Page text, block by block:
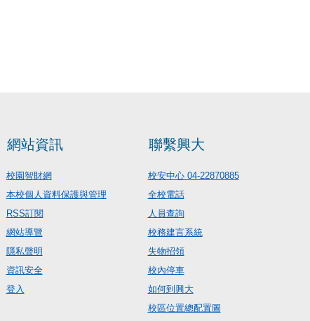
網站資訊
校園智財網
本校個人資料保護與管理
RSS訂閱
網站導覽
隱私聲明
資訊安全
登入
聯繫興大
校安中心 04-22870885
全校電話
人員查詢
校務建言系統
失物招領
校內停車
如何到興大
校區位置總配置圖